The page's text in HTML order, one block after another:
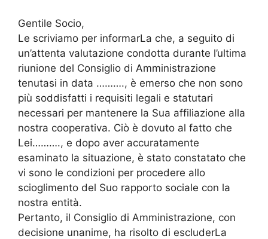
Gentile Socio,
Le scriviamo per informarLa che, a seguito di
un’attenta valutazione condotta durante l’ultima
riunione del Consiglio di Amministrazione
tenutasi in data ………., è emerso che non sono
più soddisfatti i requisiti legali e statutari
necessari per mantenere la Sua affiliazione alla
nostra cooperativa. Ciò è dovuto al fatto che
Lei………., e dopo aver accuratamente
esaminato la situazione, è stato constatato che
vi sono le condizioni per procedere allo
scioglimento del Suo rapporto sociale con la
nostra entità.
Pertanto, il Consiglio di Amministrazione, con
decisione unanime, ha risolto di escluderLa